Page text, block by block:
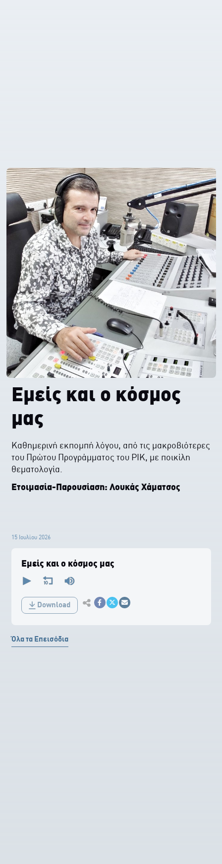
Εμείς και ο κόσμος
μας
Καθημερινή εκπομπή λόγου, από τις μακροβιότερες
του Πρώτου Προγράμματος του ΡΙΚ, με ποικίλη
θεματολογία.
Ετοιμασία-Παρουσίαση: Λουκάς Χάματσος
15 Ιουλίου 2026
Εμείς και ο κόσμος μας
seconds
0
secondsDownload Κοινοποίηση στο Facebook
Κοινοποίηση Twitter
Αποστολή με Email
Όλα τα Επεισόδια